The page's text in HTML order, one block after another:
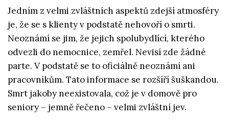
Jedním z velmi zvláštních aspektů zdejší atmosféry
je, že se s klienty v podstatě nehovoří o smrti.
Neoznámí se jim, že jejich spolubydlící, kterého
odvezli do nemocnice, zemřel. Nevisí zde žádné
parte. V podstatě se to oficiálně neoznámí ani
pracovníkům. Tato informace se rozšíří šuškandou.
Smrt jakoby neexistovala, což je v domově pro
seniory – jemně řečeno – velmi zvláštní jev.